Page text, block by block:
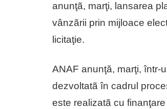
anunţã, marţi, lansarea
vânzãrii prin mijloace
licitaţie.
ANAF anunţă, marţi, într-
dezvoltatã în cadrul
este realizatã cu